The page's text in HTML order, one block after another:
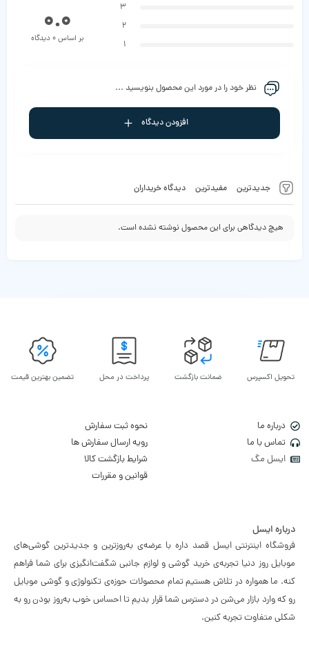
جدیدترین مفیدترین دیدگاه خریداران
هیچ دیدگاهی برای این محصول نوشته نشده است.
3
2
1
0.0
بر اساس 0 دیدگاه
نظر خود را در مورد این محصول بنویسید ...
افزودن دیدگاه
تحویل اکسپرس ضمانت بازگشت پرداخت در محل تضمین بهترین قیمت
درباره ما
تماس با ما
ایسل مگ
نحوه ثبت سفارش
رویه ارسال سفارش ها
شرایط بازگشت کالا
قوانین و مقررات
درباره ایسل
فروشگاه اینترنتی ایسل قصد داره با عرضه‌ی به‌روزترین و جدیدترین گوشی‌های
موبایل روز دنیا تجربه‌ی خرید گوشی و لوازم جانبی شگفت‌انگیزی برای شما فراهم
کنه. ما همواره در تلاش هستیم تمام محصولات حوزه‌ی تکنولوژی و گوشی موبایل
رو که وارد بازار می‌شن در دسترس شما قرار بدیم تا احساس خوب به‌روز بودن رو به
شکلی متفاوت تجربه کنین.